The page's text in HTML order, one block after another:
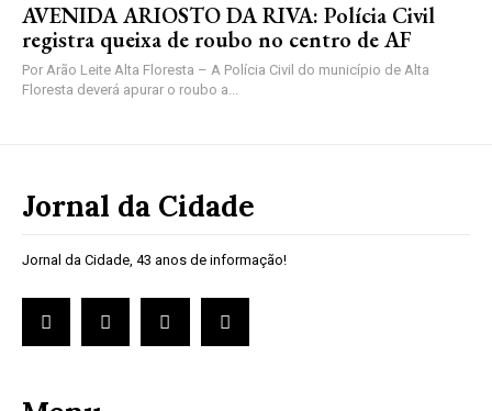
AVENIDA ARIOSTO DA RIVA: Polícia Civil
registra queixa de roubo no centro de AF
Por Arão Leite Alta Floresta – A Polícia Civil do município de Alta
Floresta deverá apurar o roubo a...
Jornal da Cidade
Jornal da Cidade, 43 anos de informação!